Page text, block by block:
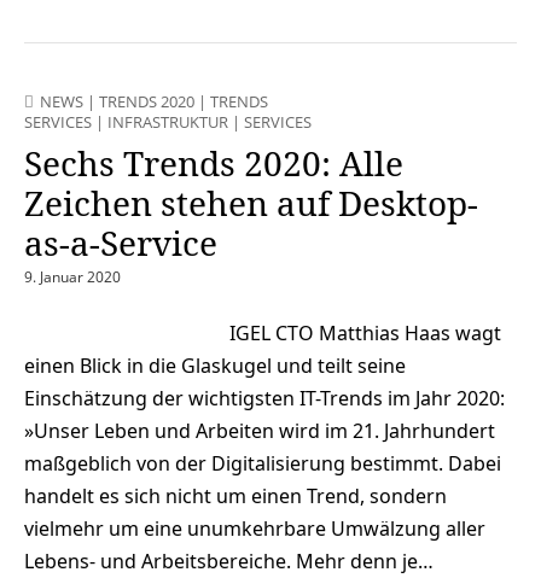
NEWS | TRENDS 2020 | TRENDS
SERVICES | INFRASTRUKTUR | SERVICES
Sechs Trends 2020: Alle
Zeichen stehen auf Desktop-
as-a-Service
9. Januar 2020
IGEL CTO Matthias Haas wagt
einen Blick in die Glaskugel und teilt seine
Einschätzung der wichtigsten IT-Trends im Jahr 2020:
»Unser Leben und Arbeiten wird im 21. Jahrhundert
maßgeblich von der Digitalisierung bestimmt. Dabei
handelt es sich nicht um einen Trend, sondern
vielmehr um eine unumkehrbare Umwälzung aller
Lebens- und Arbeitsbereiche. Mehr denn je…